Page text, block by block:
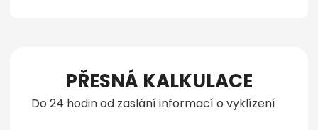
PŘESNÁ KALKULACE
Do 24 hodin od zaslání informací o vyklízení